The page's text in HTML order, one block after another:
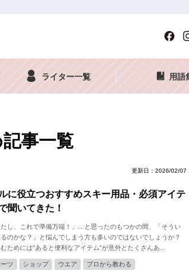
ライター一覧 用語
事一覧
更新日：2026/02/07
に役立つおすすめスキー用品・必須アイテ
聞いてきた！
たし、これで準備万端！」…と思ったのもつかの間、「そうい
のかな？」と悩んでしまう方も多いのではないでしょうか？
ためには“あると便利なアイテム”が意外とたくさんあ...
ツ ショップ ウエア
プロから教わる